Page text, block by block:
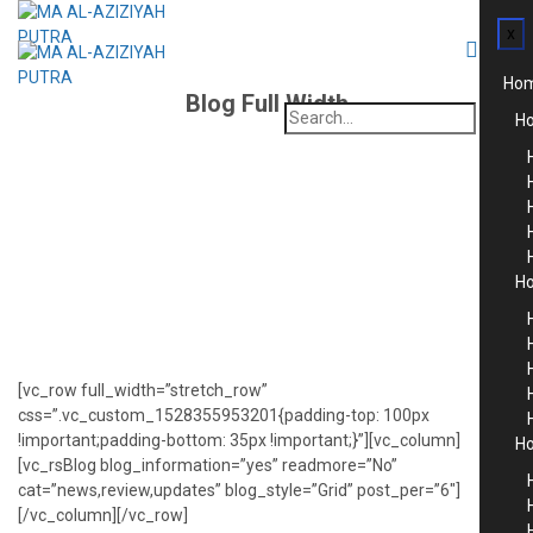
x
Search
for:
Blog Full Width
[vc_row full_width=”stretch_row”
css=”.vc_custom_1528355953201{padding-top: 100px
!important;padding-bottom: 35px !important;}”][vc_column]
[vc_rsBlog blog_information=”yes” readmore=”No”
cat=”news,review,updates” blog_style=”Grid” post_per=”6″]
[/vc_column][/vc_row]